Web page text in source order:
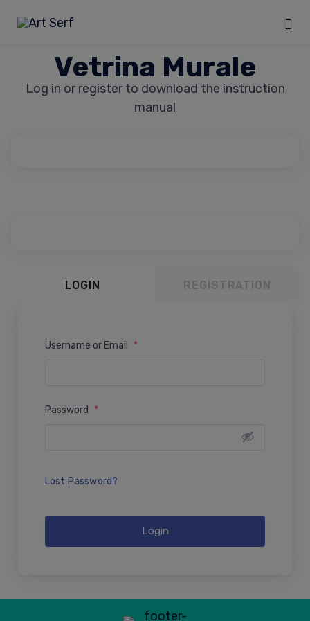
Vetrina Murale
Log in or register to download the instruction
manual
LOGIN REGISTRATION
Username or Email *
Password *
Lost Password?
Login